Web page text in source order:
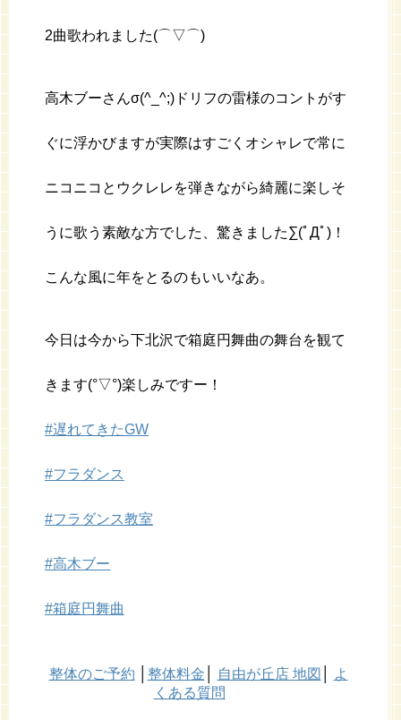
2曲歌われました(⌒▽⌒)
高木ブーさんσ(^_^;)ドリフの雷様のコントがす
ぐに浮かびますが実際はすごくオシャレで常に
ニコニコとウクレレを弾きながら綺麗に楽しそ
うに歌う素敵な方でした、驚きました∑(ﾟДﾟ)！
こんな風に年をとるのもいいなあ。
今日は今から下北沢で箱庭円舞曲の舞台を観て
きます(°▽°)楽しみですー！
#遅れてきたGW
#フラダンス
#フラダンス教室
#高木ブー
#箱庭円舞曲
整体のご予約 整体料金 自由が丘店 地図
よ
くある質問